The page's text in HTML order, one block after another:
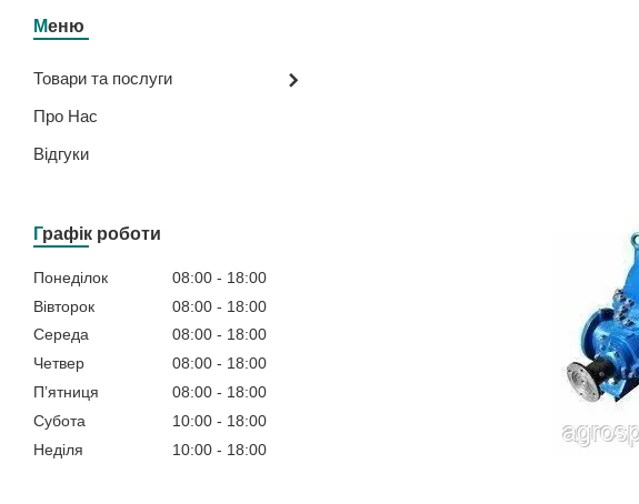
Товари та послуги
Про Нас
Відгуки
Графік роботи
Понеділок 08:00
18:00
Вівторок
08:00
18:00
Середа
08:00
18:00
Четвер
08:00
18:00
Пʼятниця
08:00
18:00
Субота
10:00
18:00
Неділя
10:00 18:00